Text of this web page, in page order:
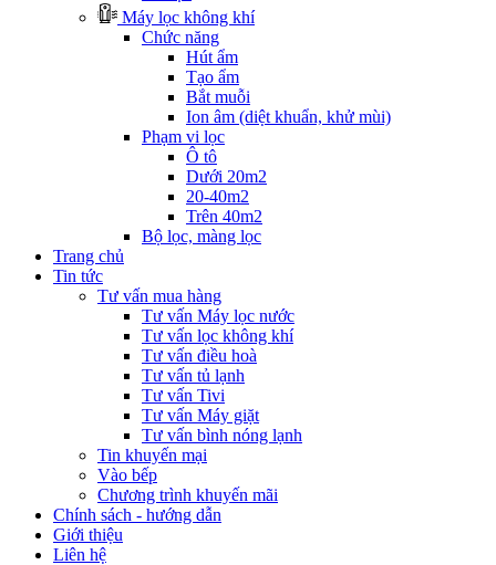
Máy lọc không khí
Chức năng
Hút ẩm
Tạo ẩm
Bắt muỗi
Ion âm (diệt khuẩn, khử mùi)
Phạm vi lọc
Ô tô
Dưới 20m2
20-40m2
Trên 40m2
Bộ lọc, màng lọc
Trang chủ
Tin tức
Tư vấn mua hàng
Tư vấn Máy lọc nước
Tư vấn lọc không khí
Tư vấn điều hoà
Tư vấn tủ lạnh
Tư vấn Tivi
Tư vấn Máy giặt
Tư vấn bình nóng lạnh
Tin khuyến mại
Vào bếp
Chương trình khuyến mãi
Chính sách - hướng dẫn
Giới thiệu
Liên hệ